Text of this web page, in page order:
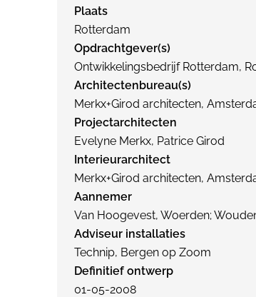
Plaats
Rotterdam
Opdrachtgever(s)
Ontwikkelingsbedrijf Rotterdam,
Architectenbureau(s)
Merkx+Girod architecten,
Projectarchitecten
Evelyne Merkx, Patrice Girod
Interieurarchitect
Merkx+Girod architecten,
Aannemer
Van Hoogevest, Woerden;
Adviseur installaties
Technip, Bergen op Zoom
Definitief ontwerp
01-05-2008